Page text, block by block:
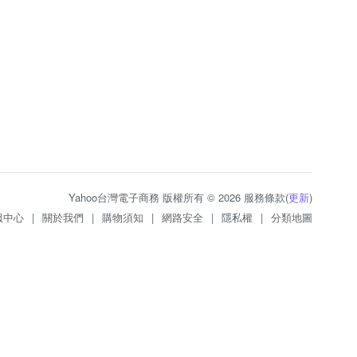
Yahoo台灣電子商務 版權所有 © 2026 服務條款(更新)
中心 | 關於我們 | 購物須知 | 網路安全 | 隱私權 | 分類地圖